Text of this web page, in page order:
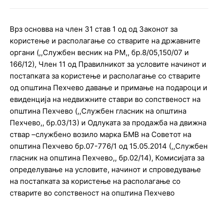
Врз основва на член 31 став 1 од од Законот за
користење и располагање со стварите на државните
органи (,,Службен весник на РМ,, бр.8/05,150/07 и
166/12), Член 11 од Правилникот за условите начинот и
постапката за користење и располагање со стварите
од општина Пехчево давање и примање на подароци и
евиденција на недвижните ставри во сопственост на
општина Пехчево (,,Службен гласник на општина
Пехчево,, бр.03/13) и Одлуката за продажба на движна
ствар –службено возило марка БМВ на Советот на
општина Пехчево бр.07-776/1 од 15.05.2014 (,,Службен
гласник на општина Пехчево,, бр.02/14), Комисијата за
определување на условите, начинот и спроведување
на постапката за користење на располагање со
стварите во сопственост на општина Пехчево